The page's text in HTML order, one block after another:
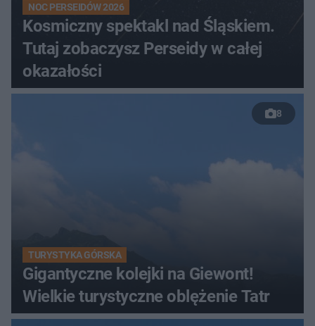
NOC PERSEIDÓW 2026
Kosmiczny spektakl nad Śląskiem.
Tutaj zobaczysz Perseidy w całej
okazałości
8
TURYSTYKA GÓRSKA
Gigantyczne kolejki na Giewont!
Wielkie turystyczne oblężenie Tatr